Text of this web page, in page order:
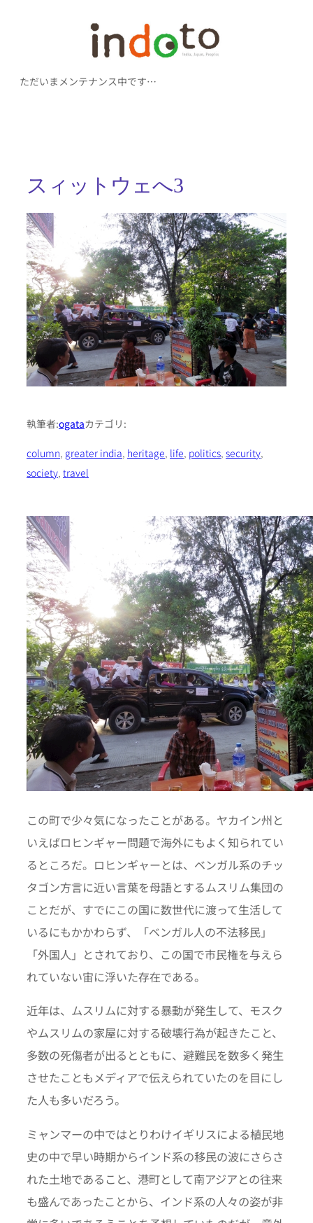
ただいまメンテナンス中です…
スィットウェへ3
執筆者:ogataカテゴリ:
column, greater india, heritage, life, politics, security
society, travel
この町で少々気になったことがある。ヤカイン州と
いえばロヒンギャー問題で海外にもよく知られてい
るところだ。ロヒンギャーとは、ベンガル系のチッ
タゴン方言に近い言葉を母語とするムスリム集団の
ことだが、すでにこの国に数世代に渡って生活して
いるにもかかわらず、「ベンガル人の不法移民」
「外国人」とされており、この国で市民権を与えら
れていない宙に浮いた存在である。
近年は、ムスリムに対する暴動が発生して、モスク
やムスリムの家屋に対する破壊行為が起きたこと、
多数の死傷者が出るとともに、避難民を数多く発生
させたこともメディアで伝えられていたのを目にし
た人も多いだろう。
ミャンマーの中ではとりわけイギリスによる植民地
史の中で早い時期からインド系の移民の波にさらさ
れた土地であること、港町として南アジアとの往来
も盛んであったことから、インド系の人々の姿が非